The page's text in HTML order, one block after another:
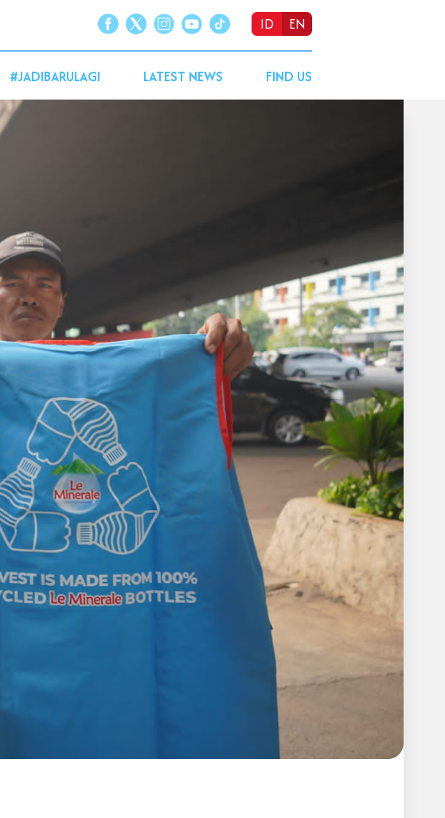
ID EN
#JADIBARULAGI LATEST NEWS FIND US